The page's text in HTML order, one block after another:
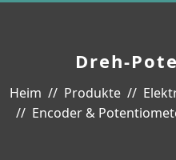
Dreh-
Heim Produkte
Encoder &